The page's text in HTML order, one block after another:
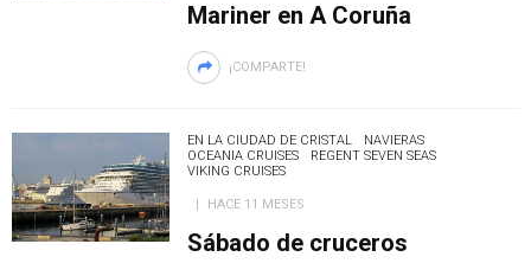
Mariner en A Coruña
¡COMPARTE!
EN LA CIUDAD DE CRISTAL
NAVIERAS
OCEANIA CRUISES
REGENT SEVEN SEAS
VIKING CRUISES
HACE 11 MESES
Sábado de cruceros